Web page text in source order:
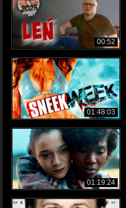
00:52
01:48:03
01:19:24